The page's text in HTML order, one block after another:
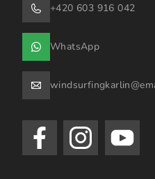
+420 603 916 042
WhatsApp